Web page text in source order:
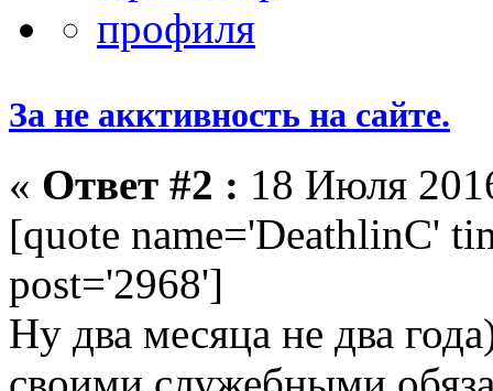
За не акктивность на сайте.
« Ответ #2 : 18 Июля
[quote name='DeathlinC'
post='2968']
Ну два месяца не два